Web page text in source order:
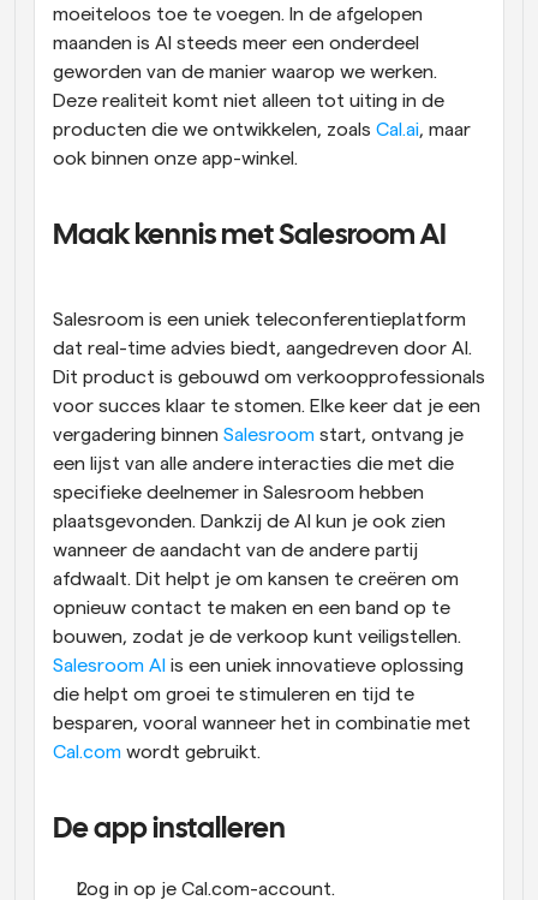
moeiteloos toe te voegen. In de afgelopen
maanden is AI steeds meer een onderdeel
geworden van de manier waarop we werken.
Deze realiteit komt niet alleen tot uiting in de
producten die we ontwikkelen, zoals Cal.ai, maar
ook binnen onze app-winkel.
Maak kennis met Salesroom AI
Salesroom is een uniek teleconferentieplatform
dat real-time advies biedt, aangedreven door AI.
Dit product is gebouwd om verkoopprofessionals
voor succes klaar te stomen. Elke keer dat je een
vergadering binnen Salesroom start, ontvang je
een lijst van alle andere interacties die met die
specifieke deelnemer in Salesroom hebben
plaatsgevonden. Dankzij de AI kun je ook zien
wanneer de aandacht van de andere partij
afdwaalt. Dit helpt je om kansen te creëren om
opnieuw contact te maken en een band op te
Salesroom AI is een uniek innovatieve oplossing
die helpt om groei te stimuleren en tijd te
Cal.com wordt gebruikt.
De app installeren
Log in op je Cal.com-account.